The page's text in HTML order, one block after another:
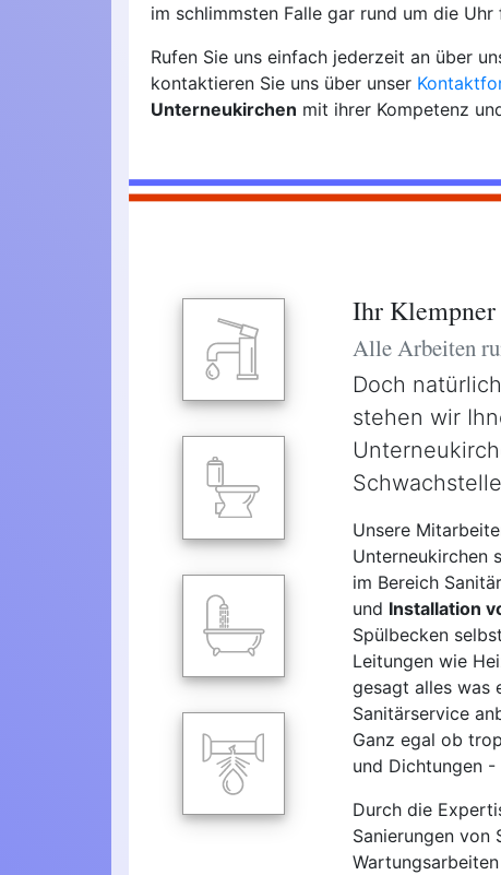
im schlimmsten Falle gar rund um die Uhr
Rufen Sie uns einfach jederzeit an über
kontaktieren Sie uns über unser
Unterneukirchen mit ihrer Kompetenz
Ihr
Alle Arbeiten
Doch
stehen wir
Unsere
Unterneukirchen
im Bereich
und Installation
Spülbecken
Leitungen wie
gesagt alles was
Sanitärservice
Ganz egal ob
und Dichtungen
Durch die
Sanierungen von